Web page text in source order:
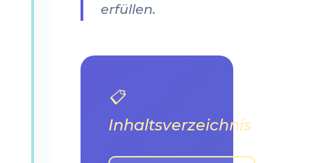
erfüllen.
📋
Inhaltsverzeichnis